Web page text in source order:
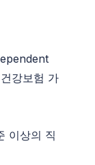
강보험 가
이상의 직